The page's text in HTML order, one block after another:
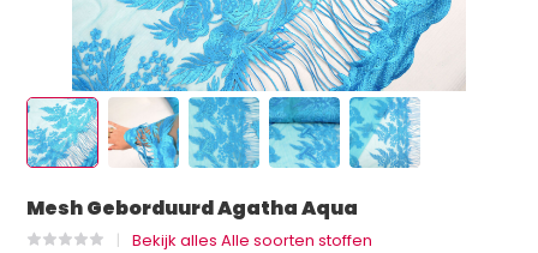
Mesh Geborduurd Agatha Aqua
Bekijk alles Alle soorten stoffen